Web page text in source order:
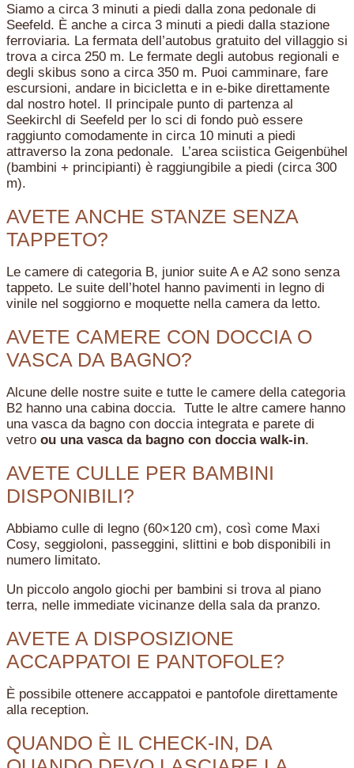
Siamo a circa 3 minuti a piedi dalla zona pedonale di
Seefeld. È anche a circa 3 minuti a piedi dalla stazione
ferroviaria. La fermata dell’autobus gratuito del villaggio si
trova a circa 250 m. Le fermate degli autobus regionali e
degli skibus sono a circa 350 m. Puoi camminare, fare
escursioni, andare in bicicletta e in e-bike direttamente
dal nostro hotel. Il principale punto di partenza al
Seekirchl di Seefeld per lo sci di fondo può essere
raggiunto comodamente in circa 10 minuti a piedi
attraverso la zona pedonale. L’area sciistica Geigenbühel
(bambini + principianti) è raggiungibile a piedi (circa 300
m).
AVETE ANCHE STANZE SENZA
TAPPETO?
Le camere di categoria B, junior suite A e A2 sono senza
tappeto. Le suite dell’hotel hanno pavimenti in legno di
vinile nel soggiorno e moquette nella camera da letto.
AVETE CAMERE CON DOCCIA O
VASCA DA BAGNO?
Alcune delle nostre suite e tutte le camere della categoria
B2 hanno una cabina doccia. Tutte le altre camere hanno
una vasca da bagno con doccia integrata e parete di
vetro ou una vasca da bagno con doccia walk-in.
AVETE CULLE PER BAMBINI
DISPONIBILI?
Abbiamo culle di legno (60×120 cm), così come Maxi
Cosy, seggioloni, passeggini, slittini e bob disponibili in
numero limitato.
Un piccolo angolo giochi per bambini si trova al piano
terra, nelle immediate vicinanze della sala da pranzo.
AVETE A DISPOSIZIONE
ACCAPPATOI E PANTOFOLE?
È possibile ottenere accappatoi e pantofole direttamente
alla reception.
QUANDO È IL CHECK-IN, DA